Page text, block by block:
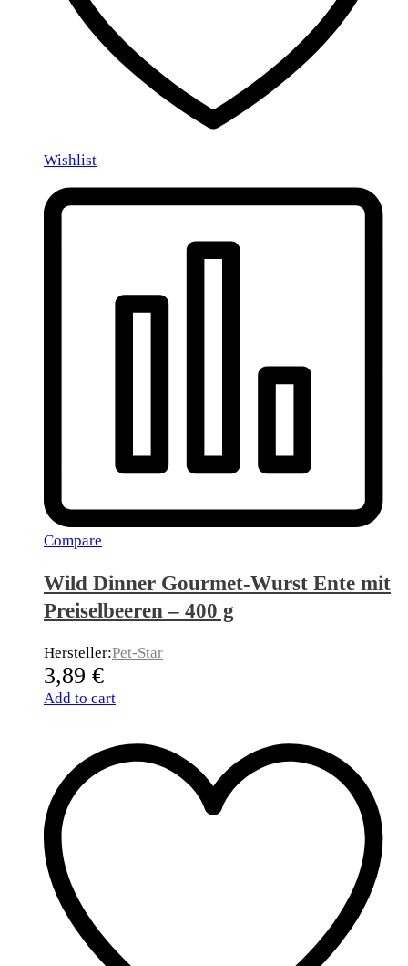
Wishlist
Compare
Wild Dinner Gourmet-Wurst Ente mit
Preiselbeeren – 400 g
Hersteller:Pet-Star
3,89 €
Add to cart